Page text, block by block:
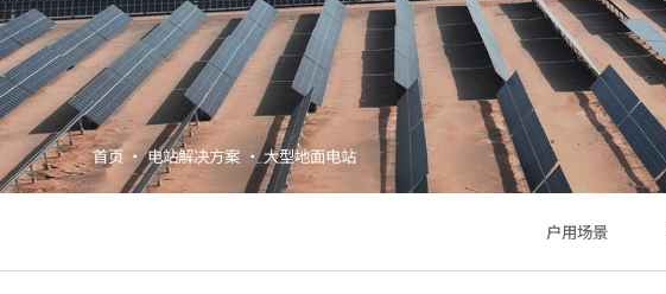
首页·电站解决方案 ·大型地面电站
户用场景